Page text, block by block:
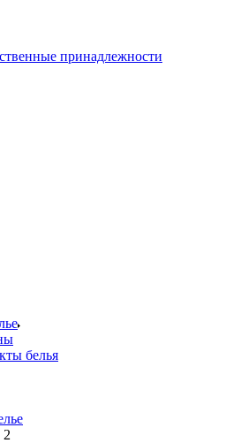
принадлежности
белья